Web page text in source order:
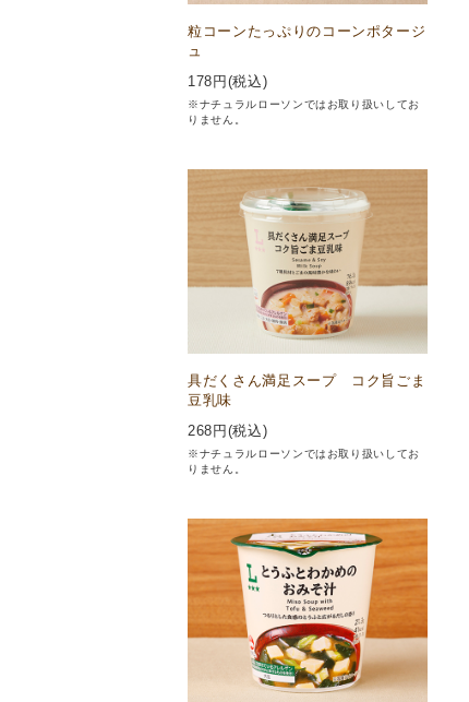
粒コーンたっぷりのコーンポタージ
ュ
178 円(税込)
※ナチュラルローソンではお取り扱いしてお
りません。
具だくさん満足スープ コク旨ごま
豆乳味
268 円(税込)
※ナチュラルローソンではお取り扱いしてお
りません。